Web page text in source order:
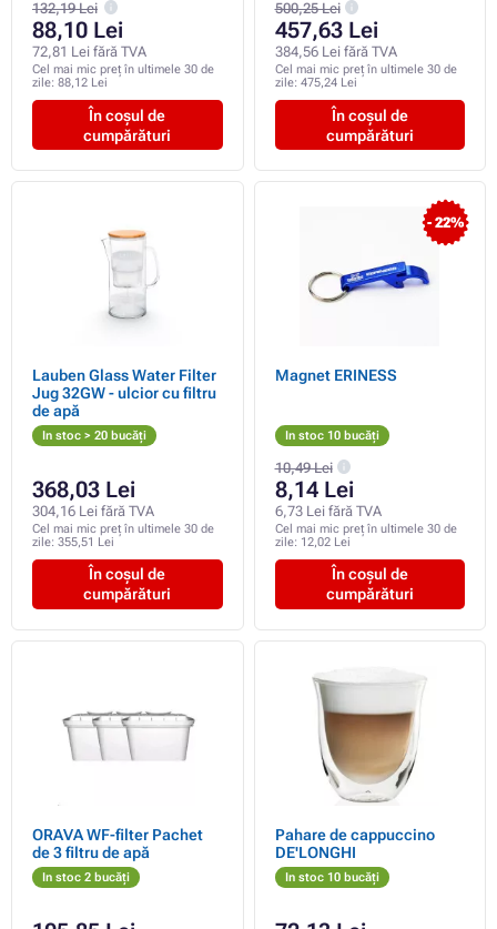
132,19 Lei
88,10 Lei
72,81 Lei fără TVA
Cel mai mic preț în ultimele 30 de
zile: 88,12 Lei
În coșul de
cumpărături
500,25 Lei
457,63 Lei
384,56 Lei fără TVA
Cel mai mic preț în ultimele 30 de
zile: 475,24 Lei
În coșul de
cumpărături
Lauben Glass Water Filter
Jug 32GW - ulcior cu filtru
de apă
In stoc > 20 bucăți
368,03 Lei
304,16 Lei fără TVA
Cel mai mic preț în ultimele 30 de
zile: 355,51 Lei
În coșul de
cumpărături
- 22%
Magnet ERINESS
In stoc 10 bucăți
10,49 Lei
8,14 Lei
6,73 Lei fără TVA
Cel mai mic preț în ultimele 30 de
zile: 12,02 Lei
În coșul de
cumpărături
ORAVA WF-filter Pachet
de 3 filtru de apă
In stoc 2 bucăți
Pahare de cappuccino
DE'LONGHI
In stoc 10 bucăți